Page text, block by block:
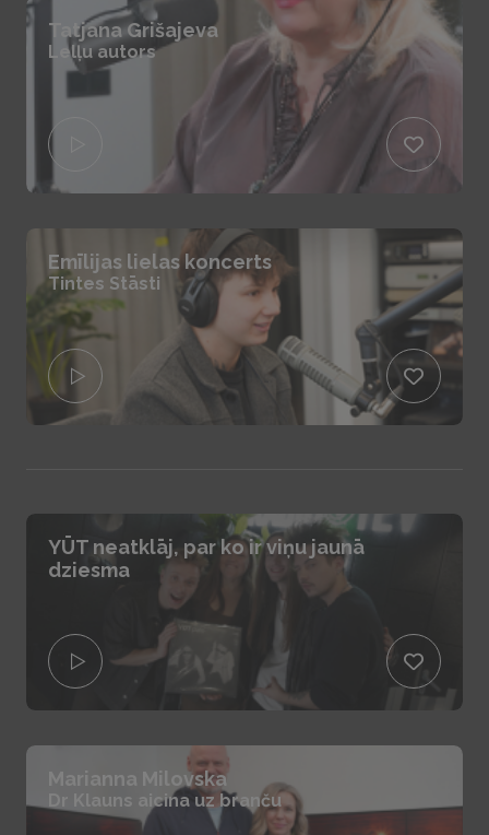
Tatjana Grišajeva
Lelļu autors
Emīlijas lielas koncerts
Tintes Stāsti
YŪT neatklāj, par ko ir viņu jaunā
dziesma
Marianna Milovska
Dr Klauns aicina uz branču